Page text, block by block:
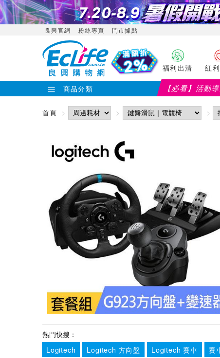
良興官網 粉絲專頁 門市據點
福利出清 紅
商品分類 【必看】活動
首頁
熱門快搜：
Logitech
Logitech 方向盤 Logitech 賽車
賽